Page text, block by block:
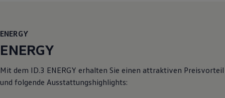
Updates für Software, Karten und Radio
Über Ihr Auto
Vorgängermodelle
ENERGY
ENERGY
Mit dem ID.3 ENERGY erhalten Sie einen attraktiven Preisvorteil
und folgende Ausstattungshighlights: